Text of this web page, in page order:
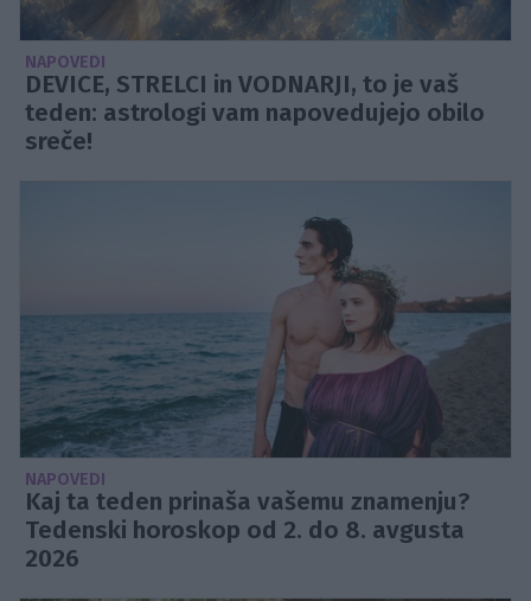
NAPOVEDI
DEVICE, STRELCI in VODNARJI, to je vaš
teden: astrologi vam napovedujejo obilo
sreče!
NAPOVEDI
Kaj ta teden prinaša vašemu znamenju?
Tedenski horoskop od 2. do 8. avgusta
2026